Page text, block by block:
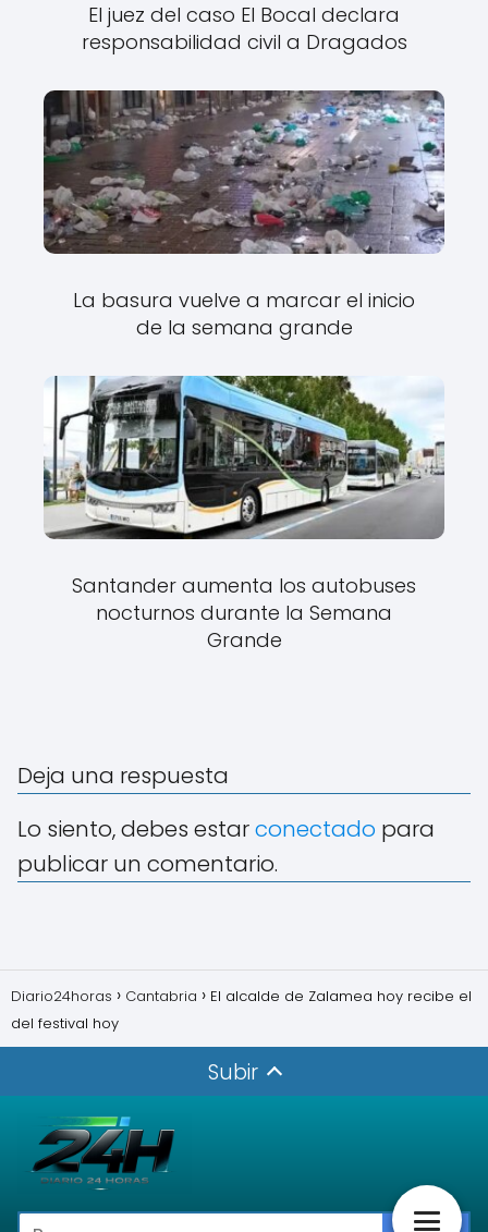
El juez del caso El Bocal declara
responsabilidad civil a Dragados
La basura vuelve a marcar el inicio
de la semana grande
Santander aumenta los autobuses
nocturnos durante la Semana
Grande
Deja una respuesta
Lo siento, debes estarconectado para
publicar un comentario.
Diario24horas Cantabria
El alcalde de Zalamea hoy recibe el
del festival hoy
Subir